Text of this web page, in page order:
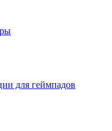
для геймпадов